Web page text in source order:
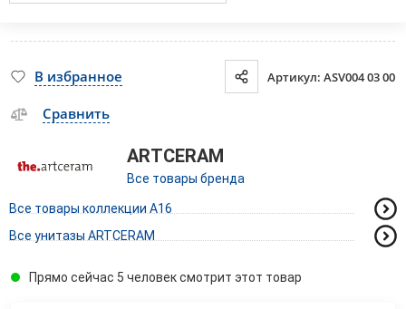
В избранное Артикул: ASV004 03 00
Сравнить
ARTCERAM
Все товары бренда
Все товары коллекции A16
Все унитазы ARTCERAM
Прямо сейчас 5 человек смотрит этот товар